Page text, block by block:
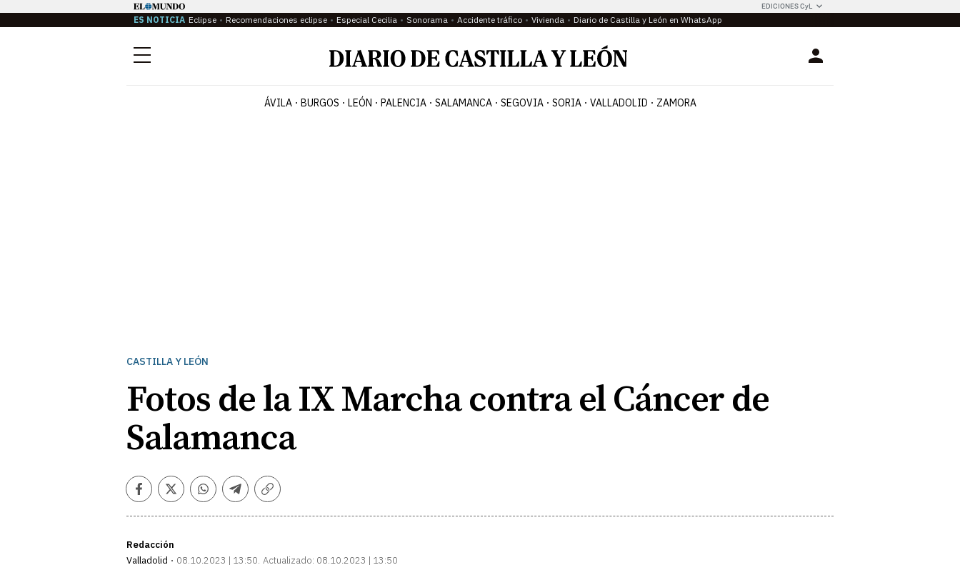
EDICIONES CyL
ES NOTICIA Eclipse Recomendaciones eclipse Especial Cecilia Sonorama Accidente tráfico Vivienda Diario de Castilla y León en WhatsApp
Menú Login
ÁVILA BURGOS LEÓN PALENCIA SALAMANCA SEGOVIA SORIA VALLADOLID ZAMORA
CASTILLA Y LEÓN
Fotos de la IX Marcha contra el Cáncer de
Salamanca
Facebook
TwitterWhatsapp
Telegram
Copiar
Redacción
Valladolid
08.10.2023 | 13:50 Actualizado: 08.10.2023 | 13:50